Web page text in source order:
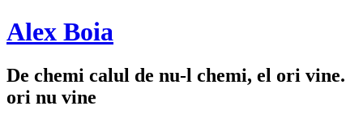
Alex Boia
De chemi calul de nu-l chemi, el ori vine.
ori nu vine